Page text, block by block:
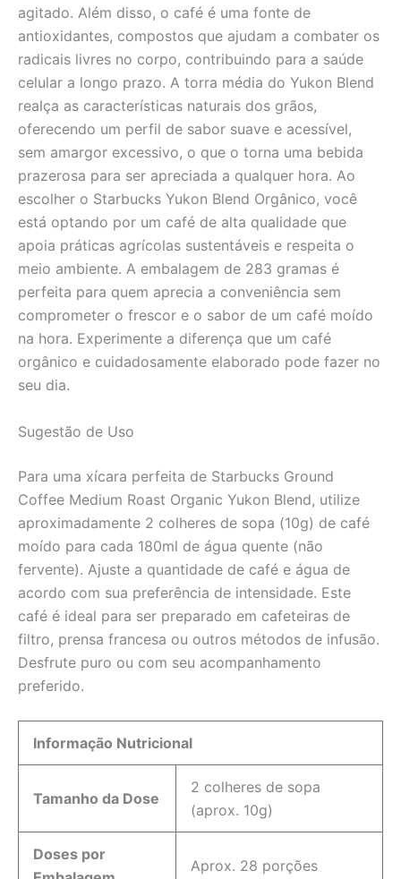
agitado. Além disso, o café é uma fonte de
antioxidantes, compostos que ajudam a combater os
radicais livres no corpo, contribuindo para a saúde
celular a longo prazo. A torra média do Yukon Blend
realça as características naturais dos grãos,
oferecendo um perfil de sabor suave e acessível,
sem amargor excessivo, o que o torna uma bebida
prazerosa para ser apreciada a qualquer hora. Ao
escolher o Starbucks Yukon Blend Orgânico, você
está optando por um café de alta qualidade que
apoia práticas agrícolas sustentáveis e respeita o
meio ambiente. A embalagem de 283 gramas é
perfeita para quem aprecia a conveniência sem
comprometer o frescor e o sabor de um café moído
na hora. Experimente a diferença que um café
orgânico e cuidadosamente elaborado pode fazer no
seu dia.
Sugestão de Uso
Para uma xícara perfeita de Starbucks Ground
Coffee Medium Roast Organic Yukon Blend, utilize
aproximadamente 2 colheres de sopa (10g) de café
moído para cada 180ml de água quente (não
fervente). Ajuste a quantidade de café e água de
acordo com sua preferência de intensidade. Este
café é ideal para ser preparado em cafeteiras de
filtro, prensa francesa ou outros métodos de infusão.
Desfrute puro ou com seu acompanhamento
preferido.
Informação Nutricional
Tamanho da Dose
2 colheres de sopa
(aprox. 10g)
Doses por
Aprox. 28 porções